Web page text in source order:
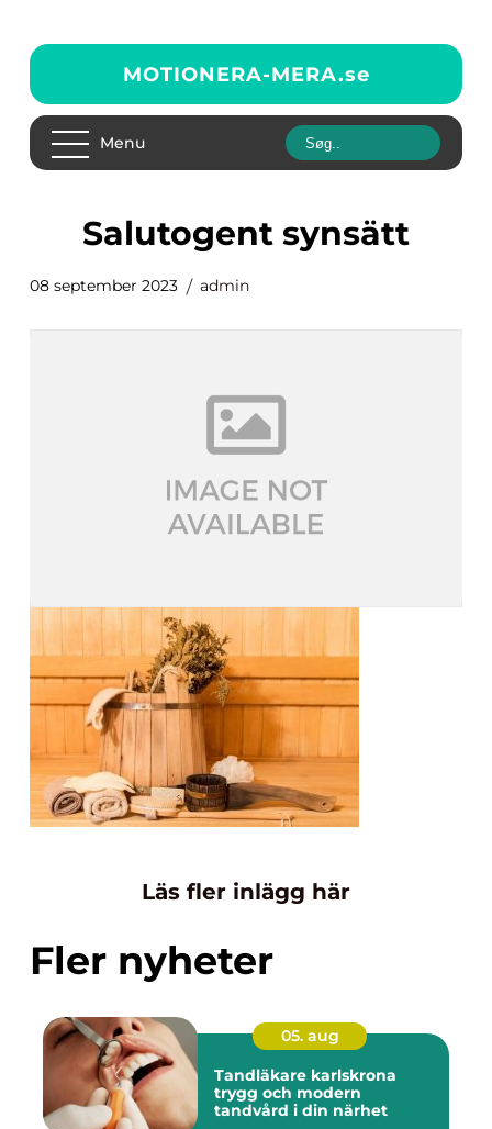
MOTIONERA-MERA.se
Menu
salutogent synsätt
08 september 2023 admin
Läs fler inlägg här
Fler nyheter
05. aug
Tandläkare karlskrona
trygg och modern
tandvård i din närhet